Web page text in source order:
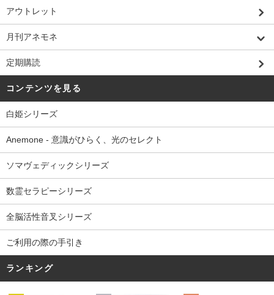
アウトレット
月刊アネモネ
定期購読
コンテンツを見る
白姫シリーズ
Anemone - 意識がひらく、光のセレクト
ソマヴェディックシリーズ
数霊セラピーシリーズ
全脳活性音叉シリーズ
ご利用の際の手引き
ランキング